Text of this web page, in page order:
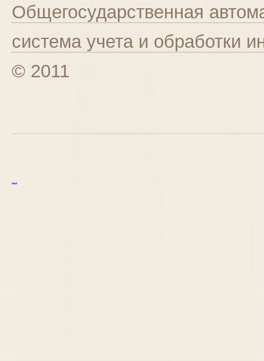
Общегосударственная
система учета и обработки
© 2011
курс excel